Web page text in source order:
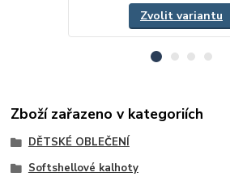
Zvolit variantu
Zboží zařazeno v kategoriích
DĚTSKÉ OBLEČENÍ
Softshellové kalhoty